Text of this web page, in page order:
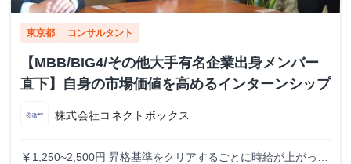
東京都 コンサルタント
【MBB/BIG4/その他大手有名企業出身メンバー
直下】自身の市場価値を高めるインターンシップ
株式会社コネクトボックス
currency_yen 1,250~2,500円 昇格基準をクリアするごとに時給が上がって